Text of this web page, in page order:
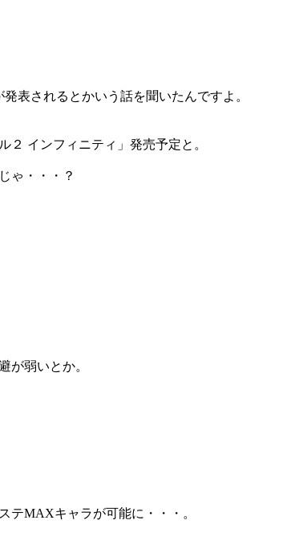
表されるとかいう話を聞いたんですよ。
２ インフィニティ」発売予定と。
ゃ・・・？
が弱いとか。
テMAXキャラが可能に・・・。